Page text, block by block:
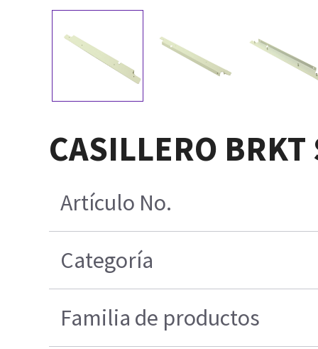
CASILLERO
Artículo No.
Categoría
Familia de productos